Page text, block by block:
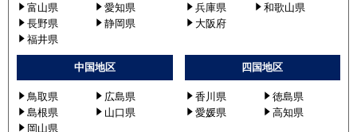
富山県
愛知県
長野県
静岡県
福井県
兵庫県
和歌山県
大阪府
中国地区
鳥取県
広島県
島根県
山口県
岡山県
四国地区
香川県
徳島県
愛媛県
高知県